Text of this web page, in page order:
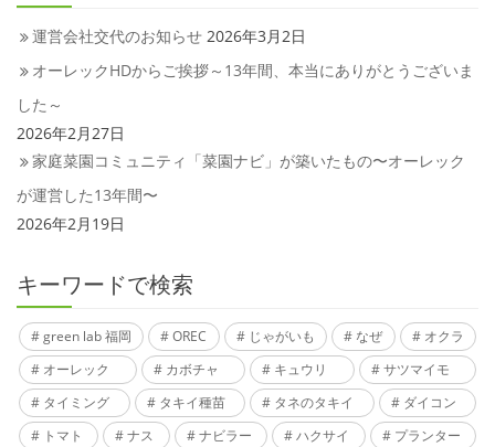
運営会社交代のお知らせ 2026年3月2日
オーレックHDからご挨拶～13年間、本当にありがとうございま
した～
2026年2月27日
家庭菜園コミュニティ「菜園ナビ」が築いたもの〜オーレック
が運営した13年間〜
2026年2月19日
キーワードで検索
green lab 福岡 OREC じゃがいも なぜ
オクラ
オーレック
カボチャ キュウリ
サツマイモ
タイミング
タキイ種苗 タネのタキイ
ダイコン
トマト
ナス ナビラー ハクサイ
プランター